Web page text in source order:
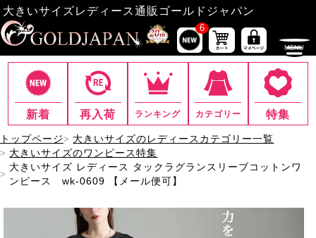
大きいサイズレディース通販ゴールドジャパン
6
新着 再入荷 ランキング カテゴリー 特集
トップページ
大きいサイズのレディースカテゴリー一覧
大きいサイズのワンピース特集
大きいサイズ レディース タックラグランスリーブコットンワ
ンピース wk-0609 【メール便可】